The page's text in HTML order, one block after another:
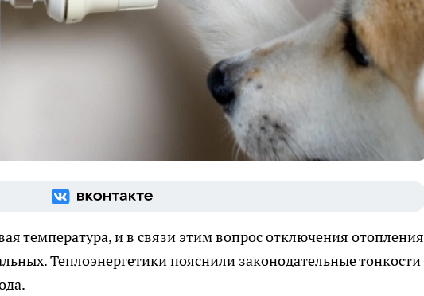
температура, и в связи этим вопрос отключения отопления
Теплоэнергетики пояснили законодательные тонкости